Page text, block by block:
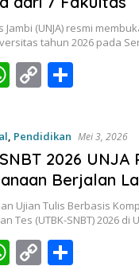
p
p
n
k
Jambi (UNJA) resmi
tahun 2026 pada
W
at
s
A
p
p
C
p
y
Li
n
k
S
ar
e
, Pendidikan Mei 3, 2026
2026 UNJA
Berjalan
Ujian Tulis Berbasis
Tes (UTBK-SNBT) 2026 di
W C S